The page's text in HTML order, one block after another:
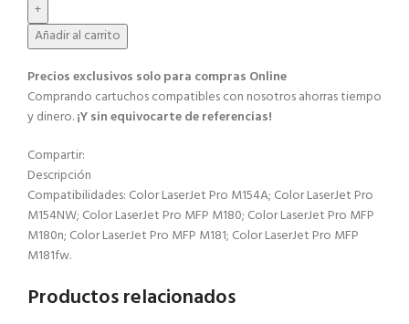
Añadir al carrito
Precios exclusivos solo para compras Online​
Comprando cartuchos compatibles con nosotros ahorras tiempo
y dinero.¡Y sin equivocarte de referencias!
Compartir:
Descripción
Compatibilidades: Color LaserJet Pro M154A; Color LaserJet Pro
M154NW; Color LaserJet Pro MFP M180; Color LaserJet Pro MFP
M180n; Color LaserJet Pro MFP M181; Color LaserJet Pro MFP
M181fw.
Productos relacionados